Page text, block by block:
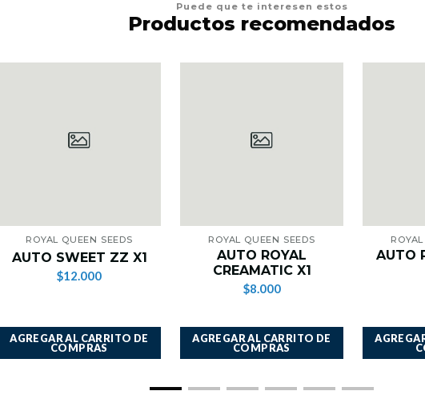
Puede que te interesen estos
Productos recomendados
ROYAL QUEEN SEEDS
AUTO SWEET ZZ X1
$12.000
AGREGAR AL CARRITO DE
COMPRAS
ROYAL QUEEN SEEDS
AUTO ROYAL
CREAMATIC X1
$8.000
AGREGAR AL CARRITO DE
COMPRAS
AUTO